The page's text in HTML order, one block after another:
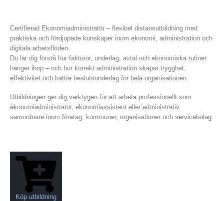
Certifierad Ekonomiadministratör – flexibel distansutbildning med
praktiska och fördjupade kunskaper inom ekonomi, administration och
digitala arbetsflöden.
Du lär dig förstå hur fakturor, underlag, avtal och ekonomiska rutiner
hänger ihop – och hur korrekt administration skapar trygghet,
effektivitet och bättre beslutsunderlag för hela organisationen.
Utbildningen ger dig verktygen för att arbeta professionellt som
ekonomiadministratör, ekonomiassistent eller administrativ
samordnare inom företag, kommuner, organisationer och servicebolag.
Köp utbildning